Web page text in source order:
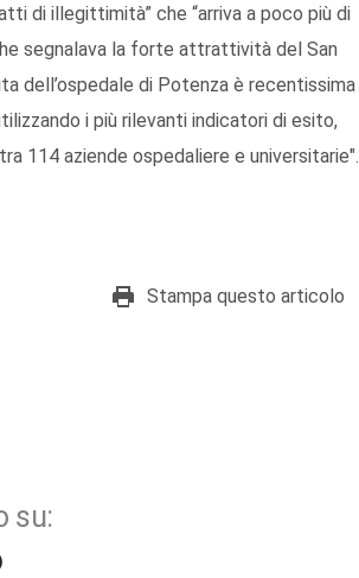
di illegittimità” che “arriva a poco più di
segnalava la forte attrattività del San
dell’ospedale di Potenza è recentissima
i più rilevanti indicatori di esito,
114 aziende ospedaliere e universitarie".
Stampa questo articolo
su: